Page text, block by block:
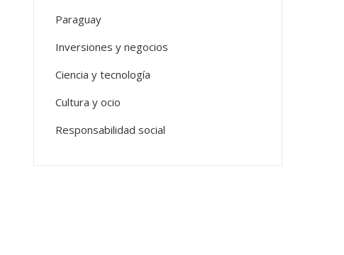
Paraguay
Inversiones y negocios
Ciencia y tecnología
Cultura y ocio
Responsabilidad social